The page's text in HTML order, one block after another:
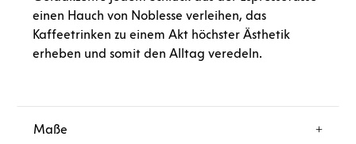
einen Hauch von Noblesse verleihen, das
Kaffeetrinken zu einem Akt höchster Ästhetik
erheben und somit den Alltag veredeln.
Maße